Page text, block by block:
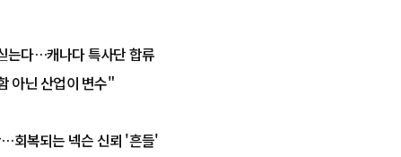
는다…캐나다 특사단 합류
아닌 산업이 변수"
회복되는 넥슨 신뢰 '흔들'